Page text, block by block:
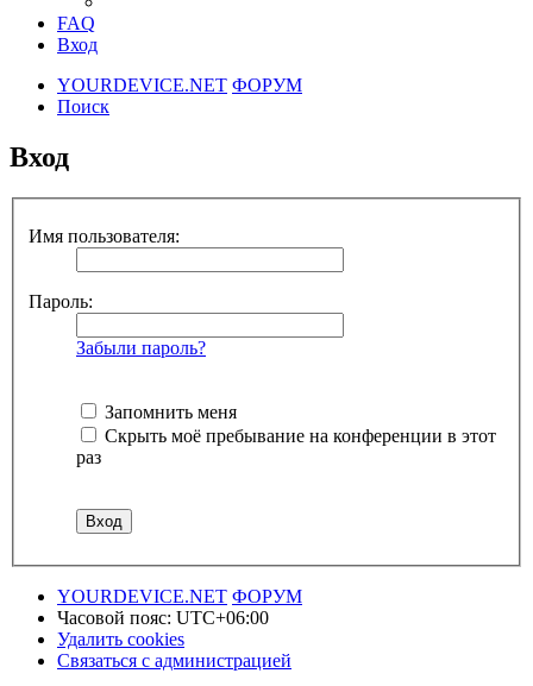
FAQ
Вход
YOURDEVICE.NET ФОРУМ
Поиск
Вход
Имя пользователя:
Пароль:
Забыли пароль?
Запомнить меня
Скрыть моё пребывание на конференции в этот
раз
YOURDEVICE.NET ФОРУМ
Часовой пояс: UTC+06:00
Удалить cookies
Связаться с администрацией